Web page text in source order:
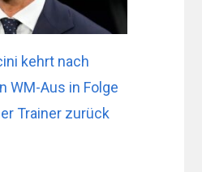
kehrt nach
WM-Aus in Folge
Trainer zurück